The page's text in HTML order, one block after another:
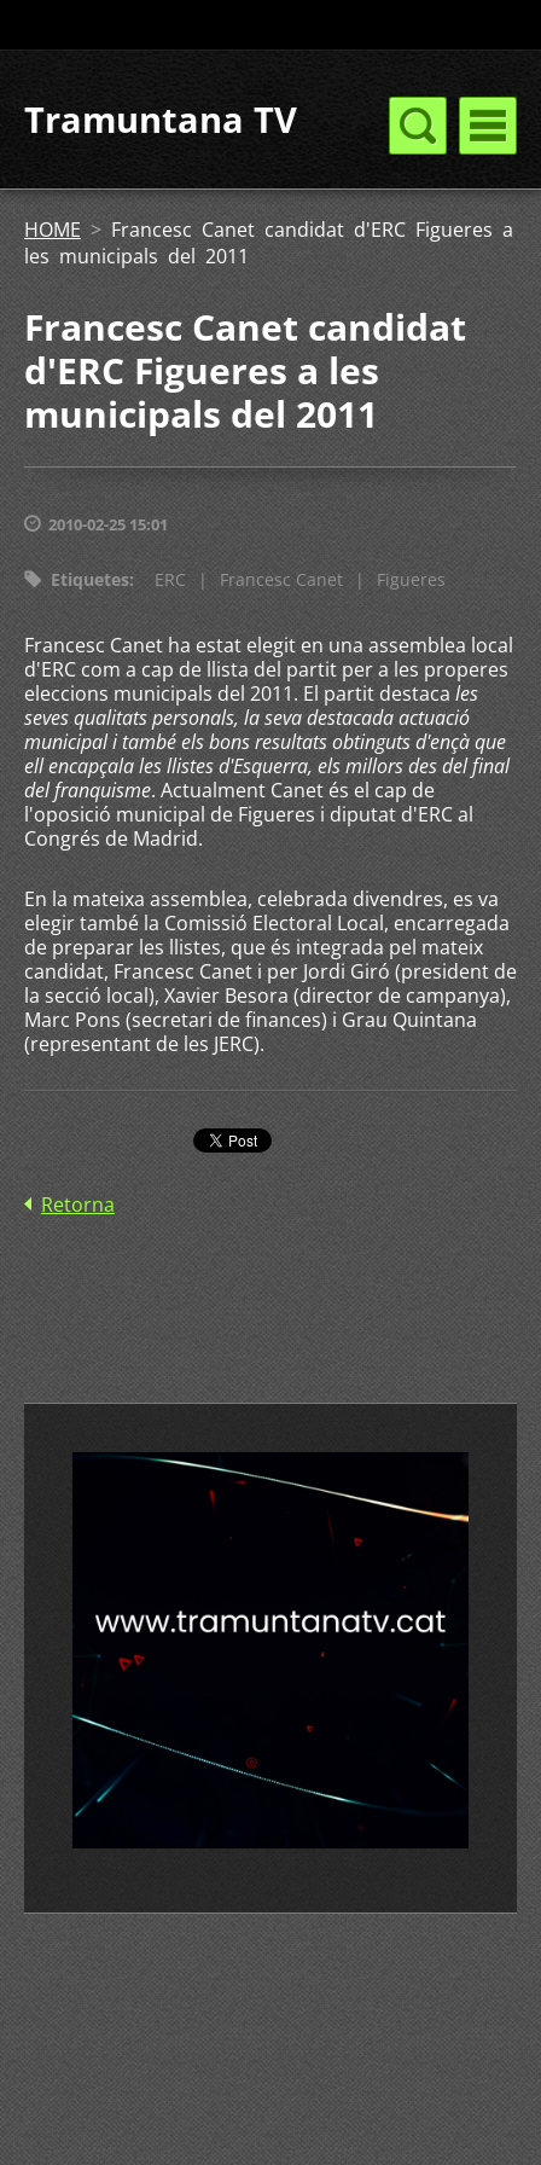
Tramuntana TV
HOME > Francesc Canet candidat d'ERC Figueres a
les municipals del 2011
Francesc Canet candidat
d'ERC Figueres a les
municipals del 2011
2010-02-25 15:01
Etiquetes: ERC | Francesc Canet | Figueres
Francesc Canet ha estat elegit en una assemblea local
d'ERC com a cap de llista del partit per a les properes
eleccions municipals del 2011. El partit destaca les
seves qualitats personals, la seva destacada actuació
municipal i també els bons resultats obtinguts d'ençà que
ell encapçala les llistes d'Esquerra, els millors des del final
del franquisme. Actualment Canet és el cap de
l'oposició municipal de Figueres i diputat d'ERC al
Congrés de Madrid.
En la mateixa assemblea, celebrada divendres, es va
elegir també la Comissió Electoral Local, encarregada
de preparar les llistes, que és integrada pel mateix
candidat, Francesc Canet i per Jordi Giró (president de
la secció local), Xavier Besora (director de campanya),
Marc Pons (secretari de finances) i Grau Quintana
(representant de les JERC).
Retorna